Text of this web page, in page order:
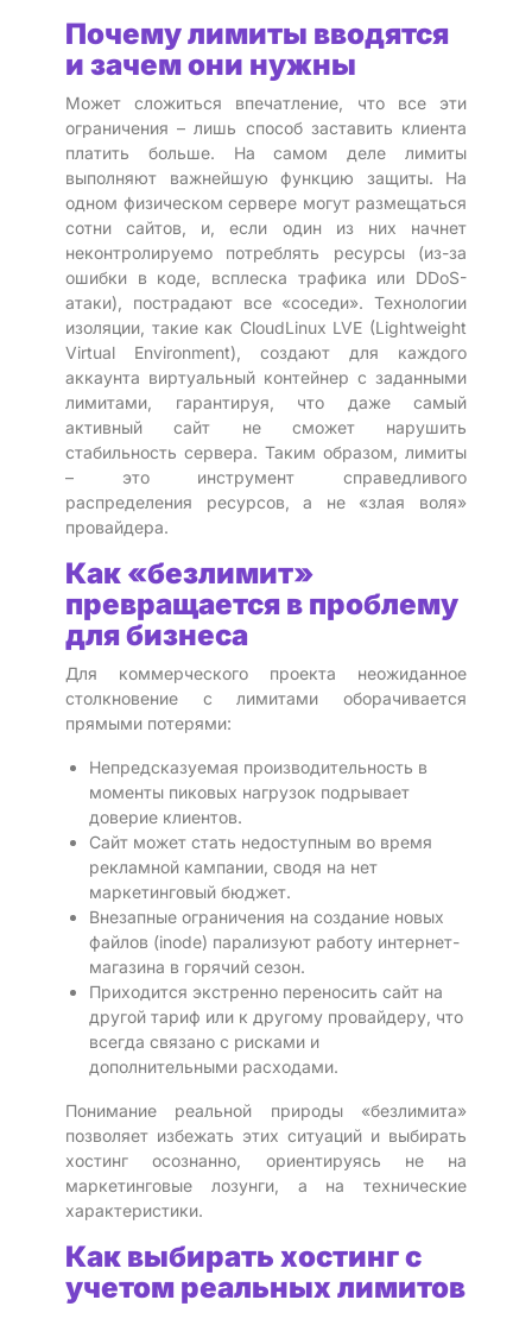
Почему лимиты вводятся
и зачем они нужны
Может сложиться впечатление, что все эти
ограничения – лишь способ заставить клиента
платить больше. На самом деле лимиты
выполняют важнейшую функцию защиты. На
одном физическом сервере могут размещаться
сотни сайтов, и, если один из них начнет
неконтролируемо потреблять ресурсы (из-за
ошибки в коде, всплеска трафика или DDoS-
атаки), пострадают все «соседи». Технологии
изоляции, такие как CloudLinux LVE (Lightweight
Virtual Environment), создают для каждого
аккаунта виртуальный контейнер с заданными
лимитами, гарантируя, что даже самый
активный сайт не сможет нарушить
стабильность сервера. Таким образом, лимиты
– это инструмент справедливого
распределения ресурсов, а не «злая воля»
провайдера.
Как «безлимит»
превращается в проблему
для бизнеса
Для коммерческого проекта неожиданное
столкновение с лимитами оборачивается
прямыми потерями:
Непредсказуемая производительность в
моменты пиковых нагрузок подрывает
доверие клиентов.
Сайт может стать недоступным во время
рекламной кампании, сводя на нет
маркетинговый бюджет.
Внезапные ограничения на создание новых
файлов (inode) парализуют работу интернет-
магазина в горячий сезон.
Приходится экстренно переносить сайт на
другой тариф или к другому провайдеру, что
всегда связано с рисками и
дополнительными расходами.
Понимание реальной природы «безлимита»
позволяет избежать этих ситуаций и выбирать
хостинг осознанно, ориентируясь не на
маркетинговые лозунги, а на технические
характеристики.
Как выбирать хостинг с
учетом реальных лимитов